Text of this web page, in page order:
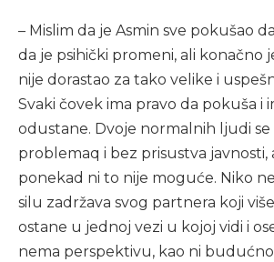
– Mislim da je Asmin sve pokušao
da je psihički promeni, ali konačno
nije dorastao za tako velike i
Svaki čovek ima pravo da pokuša i
odustane. Dvoje normalnih ljudi se
problemaq i bez prisustva javnosti,
ponekad ni to nije moguće. Niko
silu zadržava svog partnera koji
ostane u jednoj vezi u kojoj vidi i
nema perspektivu, kao ni